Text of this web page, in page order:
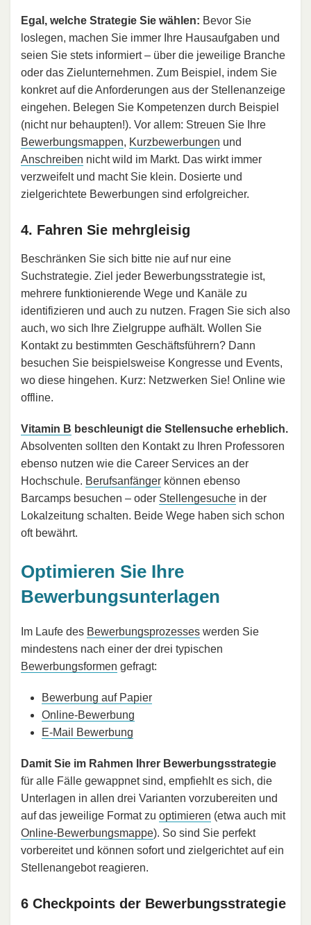
Egal, welche Strategie Sie wählen: Bevor Sie
loslegen, machen Sie immer Ihre Hausaufgaben und
seien Sie stets informiert – über die jeweilige Branche
oder das Zielunternehmen. Zum Beispiel, indem Sie
konkret auf die Anforderungen aus der Stellenanzeige
eingehen. Belegen Sie Kompetenzen durch Beispiel
(nicht nur behaupten!). Vor allem: Streuen Sie Ihre
Bewerbungsmappen, Kurzbewerbungen und
Anschreiben nicht wild im Markt. Das wirkt immer
verzweifelt und macht Sie klein. Dosierte und
zielgerichtete Bewerbungen sind erfolgreicher.
4. Fahren Sie mehrgleisig
Beschränken Sie sich bitte nie auf nur eine
Suchstrategie. Ziel jeder Bewerbungsstrategie ist,
mehrere funktionierende Wege und Kanäle zu
identifizieren und auch zu nutzen. Fragen Sie sich also
auch, wo sich Ihre Zielgruppe aufhält. Wollen Sie
Kontakt zu bestimmten Geschäftsführern? Dann
besuchen Sie beispielsweise Kongresse und Events,
wo diese hingehen. Kurz: Netzwerken Sie! Online wie
offline.
Vitamin B beschleunigt die Stellensuche erheblich.
Absolventen sollten den Kontakt zu Ihren Professoren
ebenso nutzen wie die Career Services an der
Hochschule. Berufsanfänger können ebenso
Barcamps besuchen – oder Stellengesuche in der
Lokalzeitung schalten. Beide Wege haben sich schon
oft bewährt.
Optimieren Sie Ihre
Bewerbungsunterlagen
Im Laufe des Bewerbungsprozesses werden Sie
mindestens nach einer der drei typischen
Bewerbungsformen gefragt:
Bewerbung auf Papier
Online-Bewerbung
E-Mail Bewerbung
Damit Sie im Rahmen Ihrer Bewerbungsstrategie
für alle Fälle gewappnet sind, empfiehlt es sich, die
Unterlagen in allen drei Varianten vorzubereiten und
auf das jeweilige Format zu optimieren (etwa auch mit
Online-Bewerbungsmappe). So sind Sie perfekt
vorbereitet und können sofort und zielgerichtet auf ein
Stellenangebot reagieren.
6 Checkpoints der Bewerbungsstrategie